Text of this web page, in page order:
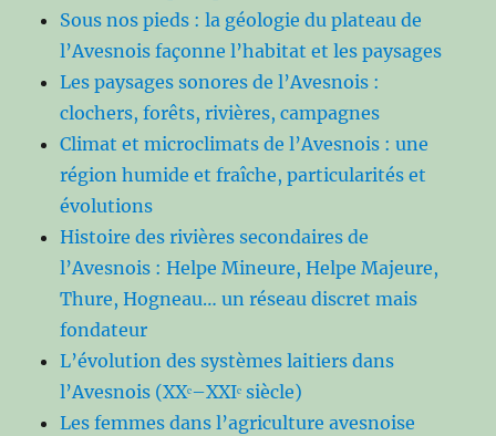
Sous nos pieds : la géologie du plateau de
l’Avesnois façonne l’habitat et les paysages
Les paysages sonores de l’Avesnois :
clochers, forêts, rivières, campagnes
Climat et microclimats de l’Avesnois : une
région humide et fraîche, particularités et
évolutions
Histoire des rivières secondaires de
l’Avesnois : Helpe Mineure, Helpe Majeure,
Thure, Hogneau… un réseau discret mais
fondateur
L’évolution des systèmes laitiers dans
l’Avesnois (XXᵉ–XXIᵉ siècle)
Les femmes dans l’agriculture avesnoise